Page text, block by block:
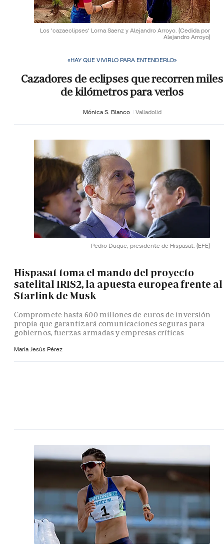
Los 'cazaeclipses' Lorna Saenz y Alejandro Arroyo. (Cedida por
Alejandro Arroyo)
«HAY QUE VIVIRLO PARA ENTENDERLO»
Cazadores de eclipses que recorren miles
de kilómetros para verlos
Mónica S. Blanco Valladolid
Pedro Duque, presidente de Hispasat. (EFE)
Hispasat toma el mando del proyecto
satelital IRIS2, la apuesta europea frente al
Starlink de Musk
Compromete hasta 600 millones de euros de inversión
propia que garantizará comunicaciones seguras para
gobiernos, fuerzas armadas y empresas críticas
María Jesús Pérez